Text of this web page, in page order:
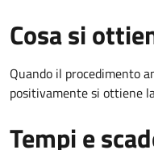
Cosa si
Quando il procedimento
positivamente si ottiene
Tempi e